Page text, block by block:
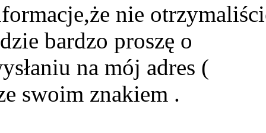
nie
bardzo proszę o
na mój adres (
swoim znakiem .